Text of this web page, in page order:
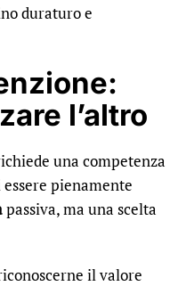
duraturo e
l’altro
una competenza
pienamente
passiva, ma una scelta
il valore